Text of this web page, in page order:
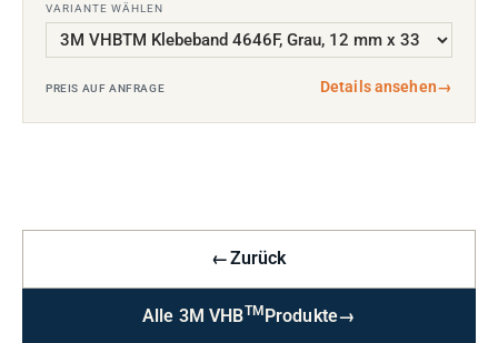
VARIANTE WÄHLEN
PREIS AUF ANFRAGE Details ansehen→
←Zurück
Alle 3M VHBTM Produkte→